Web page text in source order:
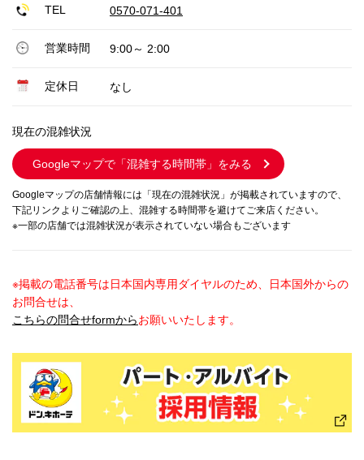
TEL 0570-071-401
営業時間 9:00～ 2:00
定休日 なし
現在の混雑状況
Googleマップで 「混雑する時間帯」をみる
Googleマップの店舗情報には「現在の混雑状況」が掲載されていますので、
下記リンクよりご確認の上、混雑する時間帯を避けてご来店ください。
※一部の店舗では混雑状況が表示されていない場合もございます
※掲載の電話番号は日本国内専用ダイヤルのため、日本国外からの
お問合せは、
こちらの問合せformからお願いいたします。